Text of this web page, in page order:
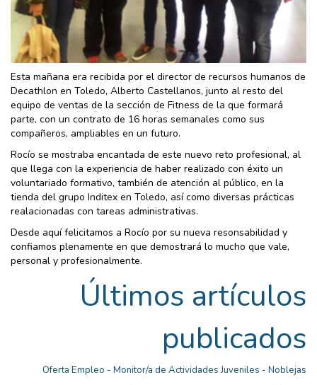
Esta mañana era recibida por el director de recursos humanos de
Decathlon en Toledo, Alberto Castellanos, junto al resto del
equipo de ventas de la sección de Fitness de la que formará
parte, con un contrato de 16 horas semanales como sus
compañeros, ampliables en un futuro.
Rocío se mostraba encantada de este nuevo reto profesional, al
que llega con la experiencia de haber realizado con éxito un
voluntariado formativo, también de atención al público, en la
tienda del grupo Inditex en Toledo, así como diversas prácticas
realacionadas con tareas administrativas.
Desde aquí felicitamos a Rocío por su nueva resonsabilidad y
confiamos plenamente en que demostrará lo mucho que vale,
personal y profesionalmente.
Últimos artículos
publicados
Oferta Empleo - Monitor/a de Actividades Juveniles - Noblejas